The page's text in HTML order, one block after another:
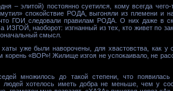
– элитой) постоянно суетился, кому всегда
спокойствие РОДА, выгоняли из племени
ГОИ следовали правилам РОДА. О них даже в
наоборот: изгнанный из тех, кто живет по
смысл.
уже были наворочены, для хвастовства, как у
корень «ВОР»! Жилище изгоя не успокаивало, не
множилось до такой степени, что
хотелось иметь добра не меньше, чем у